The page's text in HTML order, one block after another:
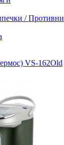
/ Противни
VS-162Old